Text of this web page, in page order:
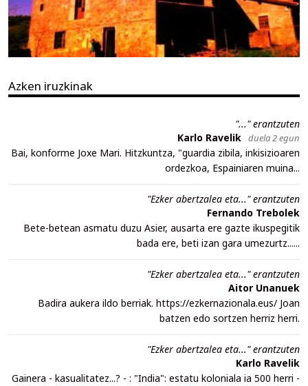
Azken iruzkinak
"..." erantzuten
Karlo Ravelik duela 2 egun
Bai, konforme Joxe Mari. Hitzkuntza, "guardia zibila, inkisizioaren
ordezkoa, Espainiaren muina...
"Ezker abertzalea eta..." erantzuten
Fernando Trebolek
Bete-betean asmatu duzu Asier, ausarta ere gazte ikuspegitik
bada ere, beti izan gara umezurtz......
"Ezker abertzalea eta..." erantzuten
Aitor Unanuek
Badira aukera ildo berriak. https://ezkernazionala.eus/ Joan
batzen edo sortzen herriz herri.
"Ezker abertzalea eta..." erantzuten
Karlo Ravelik
Gainera - kasualitatez...? - : "India": estatu koloniala ia 500 herri -